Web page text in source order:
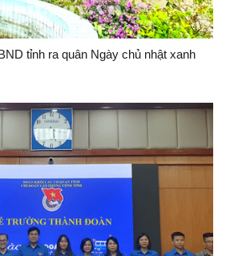
tỉnh ra quân Ngày chủ nhật xanh